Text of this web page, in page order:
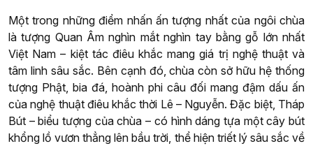
Một trong những điểm nhấn ấn tượng nhất của ngôi chùa
là tượng Quan Âm nghìn mắt nghìn tay bằng gỗ lớn nhất
Việt Nam – kiệt tác điêu khắc mang giá trị nghệ thuật và
tâm linh sâu sắc. Bên cạnh đó, chùa còn sở hữu hệ thống
tượng Phật, bia đá, hoành phi câu đối mang đậm dấu ấn
của nghệ thuật điêu khắc thời Lê – Nguyễn. Đặc biệt, Tháp
Bút – biểu tượng của chùa – có hình dáng tựa một cây bút
khổng lồ vươn thẳng lên bầu trời, thể hiện triết lý sâu sắc về